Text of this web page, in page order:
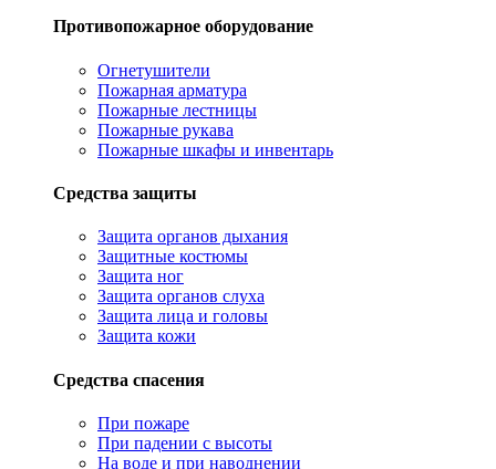
Противопожарное оборудование
Огнетушители
Пожарная арматура
Пожарные лестницы
Пожарные рукава
Пожарные шкафы и инвентарь
Средства защиты
Защита органов дыхания
Защитные костюмы
Защита ног
Защита органов слуха
Защита лица и головы
Защита кожи
Средства спасения
При пожаре
При падении с высоты
На воде и при наводнении